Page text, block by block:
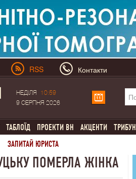
RSS Контакти
НЕДІЛЯ
10:59
9 СЕРПНЯ 2026
ТАБЛОЇД ПРОЕКТИ ВН АКЦЕНТИ
ЗАПИТАЙ ЮРИСТА
ПОМЕРЛА ЖІНКА